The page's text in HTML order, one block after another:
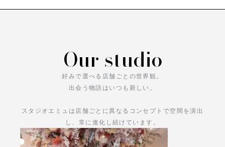
Our studio
好みで選べる店舗ごとの世界観。
出会う物語はいつも新しい。
スタジオエミュは店舗ごとに異なるコンセプトで空間を演出
し、常に進化し続けています。
あなただけの物語をお楽しみください。